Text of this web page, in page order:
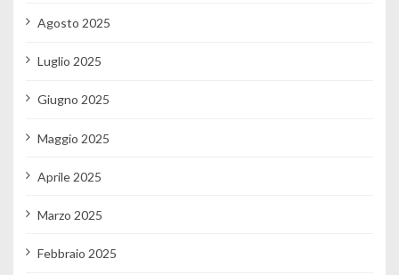
Agosto 2025
Luglio 2025
Giugno 2025
Maggio 2025
Aprile 2025
Marzo 2025
Febbraio 2025